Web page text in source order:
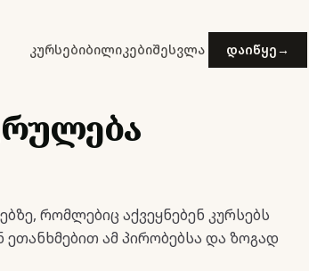
კურსებიბილიკებიშესვლა დაიწყე→
რომლებიც აქვეყნებენ კურსებს
ამ პირობებსა და ზოგად